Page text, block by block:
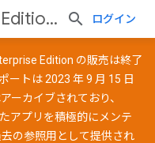
Glass Enterprise Edition 2 ログイン
Edition の販売は終了
ートは 2023 年 9 月 15 日
ーカイブされており、
アプリを積極的にメンテ
の参照用として提供され